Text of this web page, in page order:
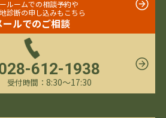
ルームでの相談予約や
診断の申し込みもこちら
ールでのご相談
612-1938
受付時間： 8:30〜17:30